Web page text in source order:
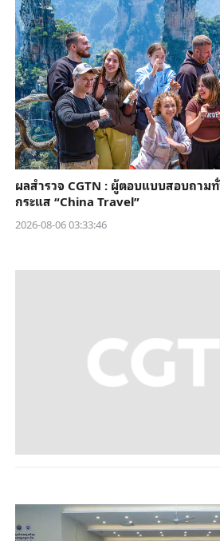
ผลสำรวจ CGTN : ผู้ตอบแบบสอบถาม
กระแส “China Travel”
2026-08-06 03:33:46